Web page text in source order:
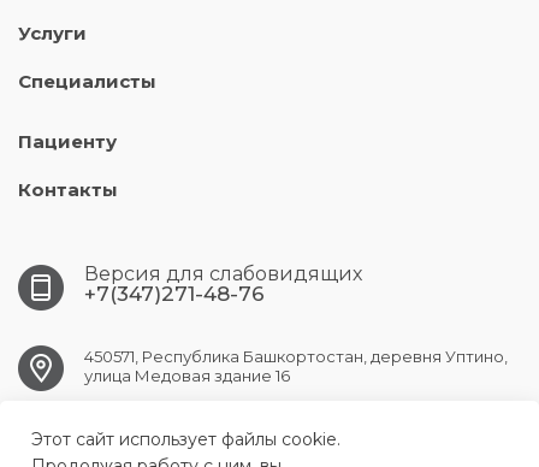
Услуги
Специалисты
Пациенту
Контакты
Версия для слабовидящих
+7(347)271-48-76
450571, Республика Башкортостан, деревня Уптино,
улица Медовая здание 16
UFA.АKBUZAT@doctorrb.ru
Этот сайт использует файлы cookie.